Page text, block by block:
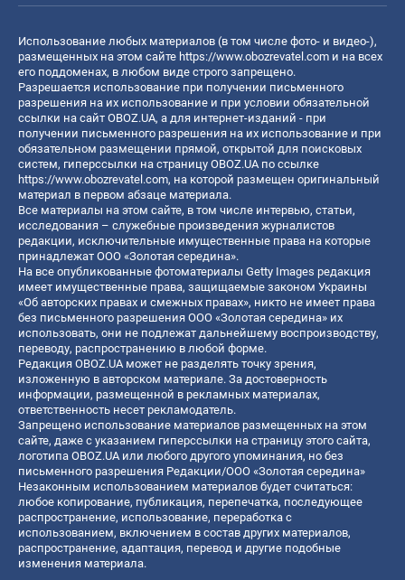
Использование любых материалов (в том числе фото- и видео-),
размещенных на этом сайте https://www.obozrevatel.com и на всех
его поддоменах, в любом виде строго запрещено.
Разрешается использование при получении письменного
разрешения на их использование и при условии обязательной
ссылки на сайт OBOZ.UA, а для интернет-изданий - при
получении письменного разрешения на их использование и при
обязательном размещении прямой, открытой для поисковых
систем, гиперссылки на страницу OBOZ.UA по ссылке
https://www.obozrevatel.com, на которой размещен оригинальный
материал в первом абзаце материала.
Все материалы на этом сайте, в том числе интервью, статьи,
исследования – служебные произведения журналистов
редакции, исключительные имущественные права на которые
принадлежат ООО «Золотая середина».
На все опубликованные фотоматериалы Getty Images редакция
имеет имущественные права, защищаемые законом Украины
«Об авторских правах и смежных правах», никто не имеет права
без письменного разрешения ООО «Золотая середина» их
использовать, они не подлежат дальнейшему воспроизводству,
переводу, распространению в любой форме.
Редакция OBOZ.UA может не разделять точку зрения,
изложенную в авторском материале. За достоверность
информации, размещенной в рекламных материалах,
ответственность несет рекламодатель.
Запрещено использование материалов размещенных на этом
сайте, даже с указанием гиперссылки на страницу этого сайта,
логотипа OBOZ.UA или любого другого упоминания, но без
письменного разрешения Редакции/ООО «Золотая середина»
Незаконным использованием материалов будет считаться:
любое копирование, публикация, перепечатка, последующее
распространение, использование, переработка с
использованием, включением в состав других материалов,
распространение, адаптация, перевод и другие подобные
изменения материала.